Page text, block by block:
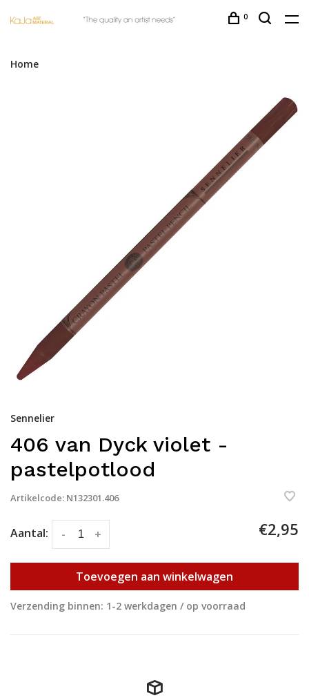
0
Home
Sennelier
406 van Dyck violet -
pastelpotlood
Artikelcode: N132301.406
Aantal: +
- €2,95
Toevoegen aan winkelwagen
Verzending binnen: 1-2 werkdagen / op voorraad